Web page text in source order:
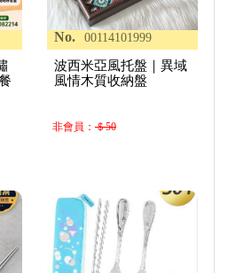
No. 00114101999
波西米亞風托盤｜異域
風情木質收納盤
非會員：＄50